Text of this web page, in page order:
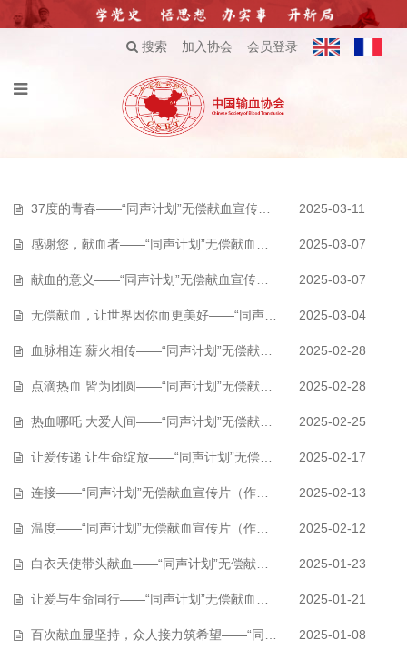
搜索 加入协会 会员登录
37度的青春——“同声计划”无偿献血宣传片（作品034） 2025-03-11
感谢您，献血者——“同声计划”无偿献血宣传片（作品032） 2025-03-07
献血的意义——“同声计划”无偿献血宣传片（作品031） 2025-03-07
无偿献血，让世界因你而更美好——“同声计划”无偿献血宣传片（作品030）… 2025-03-04
血脉相连 薪火相传——“同声计划”无偿献血宣传片（作品029） 2025-02-28
点滴热血 皆为团圆——“同声计划”无偿献血宣传片（作品028） 2025-02-28
热血哪吒 大爱人间——“同声计划”无偿献血宣传片（作品027） 2025-02-25
让爱传递 让生命绽放——“同声计划”无偿献血宣传片（作品026） 2025-02-17
连接——“同声计划”无偿献血宣传片（作品025） 2025-02-13
温度——“同声计划”无偿献血宣传片（作品024） 2025-02-12
白衣天使带头献血——“同声计划”无偿献血宣传片（作品023） 2025-01-23
让爱与生命同行——“同声计划”无偿献血宣传片（作品022） 2025-01-21
百次献血显坚持，众人接力筑希望——“同声计划”无偿献血宣传片（作品02… 2025-01-08